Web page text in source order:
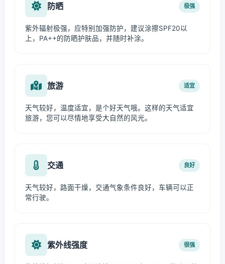
防晒 极强
紫外辐射极强，应特别加强防护，建议涂擦SPF20以
上，PA++的防晒护肤品，并随时补涂。
旅游 适宜
天气较好，温度适宜，是个好天气哦。这样的天气适宜
旅游，您可以尽情地享受大自然的风光。
交通 良好
天气较好，路面干燥，交通气象条件良好，车辆可以正
常行驶。
紫外线强度 很强